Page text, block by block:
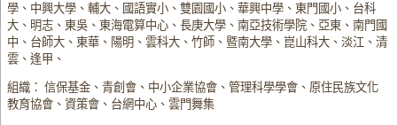
學、中興大學、輔大、國語實小、雙園國小、華興中學、東門國小、台科
大、明志、東吳、東海電算中心、長庚大學、南亞技術學院、亞東、南門國
中、台師大、東華、陽明、雲科大、竹師、暨南大學、崑山科大、淡江、清
雲、逢甲、
組織： 信保基金、青創會、中小企業協會、管理科學學會、原住民族文化
教育協會、資策會、台網中心、雲門舞集